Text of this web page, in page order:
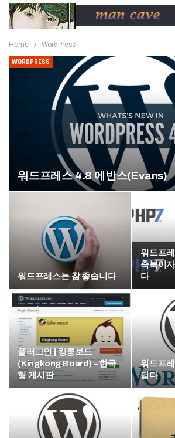
Home WordPress
WORDPRESS
워드프레스 4.8 에반스(Evans)
워드프레스는 참 좋습니다
워드프
축복이
다
플러그인 | 킹콩보드
(Kingkong Board) – 한국
형 게시판
워드프
달다